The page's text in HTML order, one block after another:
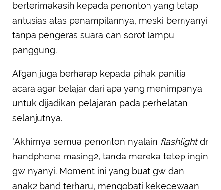
berterimakasih kepada penonton yang tetap
antusias atas penampilannya, meski bernyanyi
tanpa pengeras suara dan sorot lampu
panggung.
Afgan juga berharap kepada pihak panitia
acara agar belajar dari apa yang menimpanya
untuk dijadikan pelajaran pada perhelatan
selanjutnya.
"Akhirnya semua penonton nyalain flashlightdr
handphone masing2, tanda mereka tetep ingin
gw nyanyi. Moment ini yang buat gw dan
anak2 band terharu, mengobati kekecewaan